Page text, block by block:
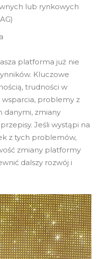
lub rynkowych
platforma już nie
Kluczowe
trudności w
problemy z
danymi, zmiany
Jeśli wystąpi na
z tych problemów,
zmiany platformy
dalszy rozwój i